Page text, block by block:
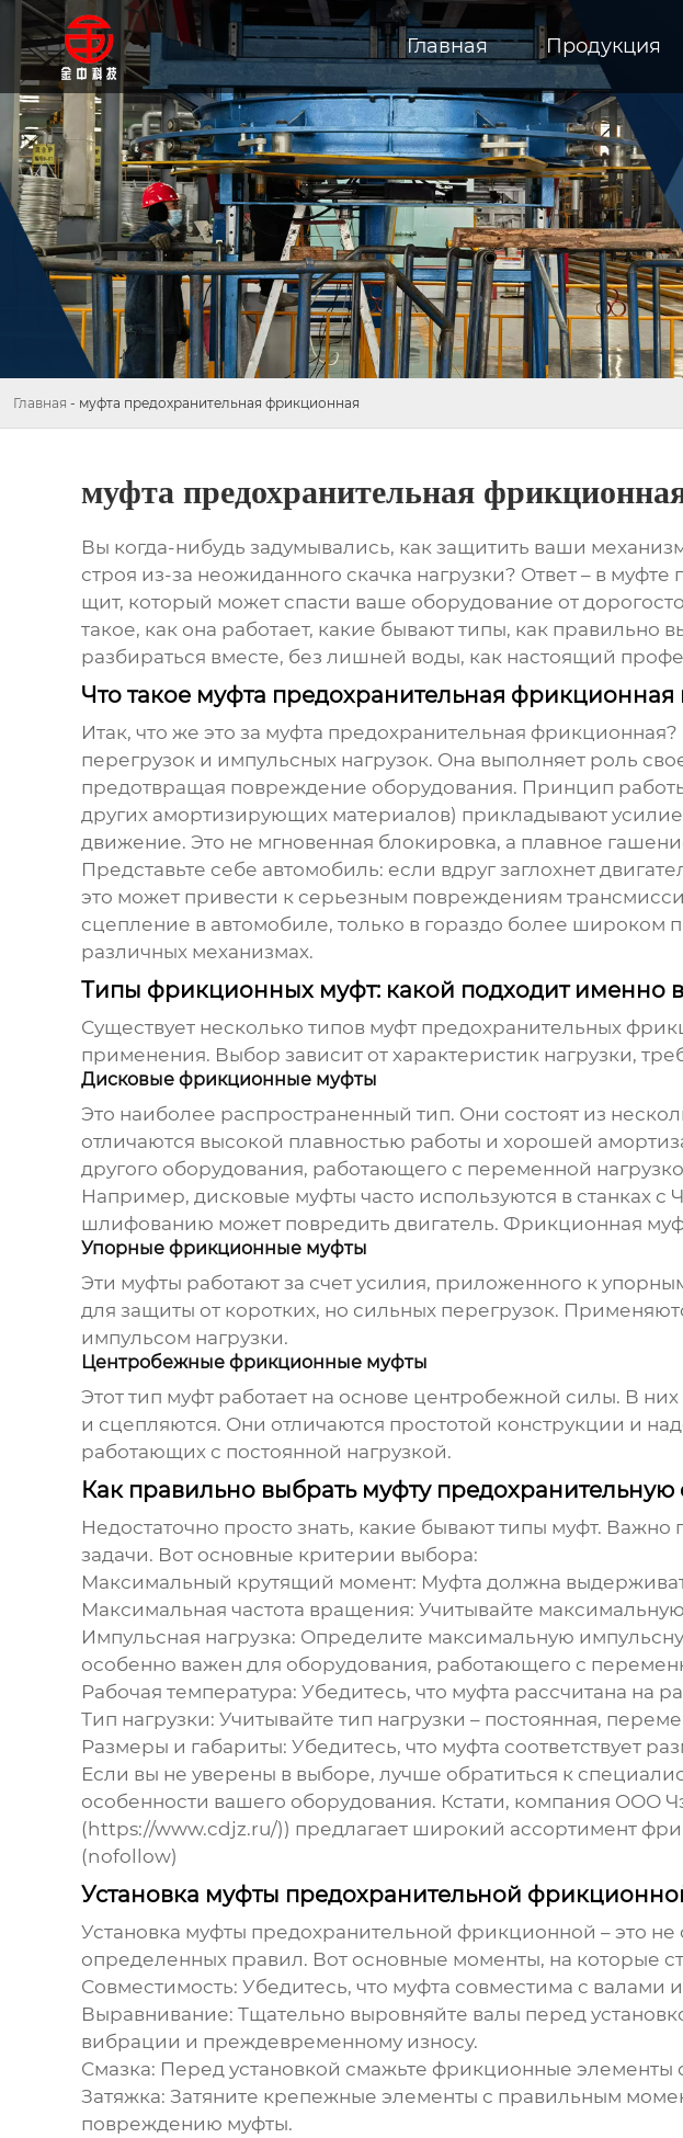
Главная Продукция
Главная - муфта предохранительная фрикционная
муфта предохранительная
Вы когда-нибудь задумывались, как защитить ваши
строя из-за неожиданного скачка нагрузки? Ответ – в муфте
щит, который может спасти ваше оборудование от
такое, как она работает, какие бывают типы, как правильно
разбираться вместе, без лишней воды, как настоящий
Что такое муфта предохранительная фрикционная
Итак, что же это за муфта предохранительная фрикционная?
перегрузок и импульсных нагрузок. Она выполняет роль
предотвращая повреждение оборудования. Принцип
других амортизирующих материалов) прикладывают
движение. Это не мгновенная блокировка, а плавное
Представьте себе автомобиль: если вдруг заглохнет
это может привести к серьезным повреждениям
сцепление в автомобиле, только в гораздо более широком
различных механизмах.
Типы фрикционных муфт: какой подходит именно
Существует несколько типов муфт предохранительных
применения. Выбор зависит от характеристик нагрузки,
Дисковые фрикционные муфты
Это наиболее распространенный тип. Они состоят из
отличаются высокой плавностью работы и хорошей
другого оборудования, работающего с переменной
Например, дисковые муфты часто используются в станках
шлифованию может повредить двигатель. Фрикционная
Упорные фрикционные муфты
Эти муфты работают за счет усилия, приложенного к
для защиты от коротких, но сильных перегрузок.
импульсом нагрузки.
Центробежные фрикционные муфты
Этот тип муфт работает на основе центробежной силы. В
и сцепляются. Они отличаются простотой конструкции и
работающих с постоянной нагрузкой.
Как правильно выбрать муфту
Недостаточно просто знать, какие бывают типы муфт.
задачи. Вот основные критерии выбора:
Максимальный крутящий момент: Муфта должна
Максимальная частота вращения: Учитывайте
Импульсная нагрузка: Определите максимальную
особенно важен для оборудования, работающего с
Рабочая температура: Убедитесь, что муфта рассчитана на
Тип нагрузки: Учитывайте тип нагрузки – постоянная,
Размеры и габариты: Убедитесь, что муфта соответствует
Если вы не уверены в выборе, лучше обратиться к
особенности вашего оборудования. Кстати, компания
(https://www.cdjz.ru/)) предлагает широкий ассортимент
(nofollow)
Установка муфты предохранительной
Установка муфты предохранительной фрикционной – это
определенных правил. Вот основные моменты, на которые
Совместимость: Убедитесь, что муфта совместима с
Выравнивание: Тщательно выровняйте валы перед
вибрации и преждевременному износу.
Смазка: Перед установкой смажьте фрикционные
Затяжка: Затяните крепежные элементы с правильным
повреждению муфты.